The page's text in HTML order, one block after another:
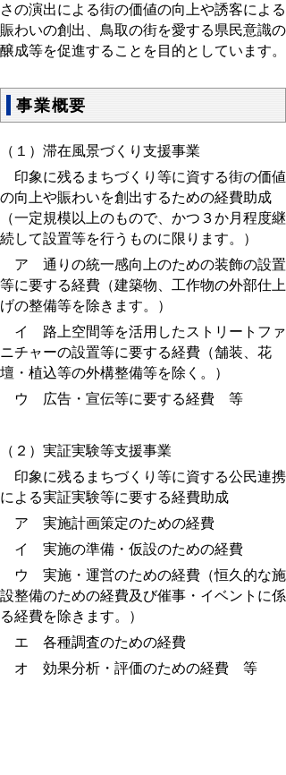
さの演出による街の価値の向上や誘客による
賑わいの創出、鳥取の街を愛する県民意識の
醸成等を促進することを目的としています。
事業概要
（１） 滞在風景づくり支援事業
印象に残るまちづくり等に資する街の価値
の向上や賑わいを創出するための経費助成
（一定規模以上のもので、かつ３か月程度継
続して設置等を行うものに限ります。）
ア 通りの統一感向上のための装飾の設置
等に要する経費（建築物、工作物の外部仕上
げの整備等を除きます。）
イ 路上空間等を活用したストリートファ
ニチャーの設置等に要する経費（舗装、花
壇・植込等の外構整備等を除く。）
ウ 広告・宣伝等に要する経費 等
（２） 実証実験等支援事業
印象に残るまちづくり等に資する公民連携
による実証実験等に要する経費助成
ア 実施計画策定のための経費
イ 実施の準備・仮設のための経費
ウ 実施・運営のための経費（恒久的な施
設整備のための経費及び催事・イベントに係
る経費を除きます。）
エ 各種調査のための経費
オ 効果分析・評価のための経費 等